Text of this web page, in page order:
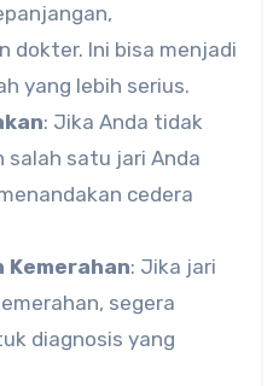
dokter. Ini bisa menjadi
yang lebih serius.
: Jika Anda tidak
salah satu jari Anda
cedera
Kemerahan: Jika jari
segera
diagnosis yang